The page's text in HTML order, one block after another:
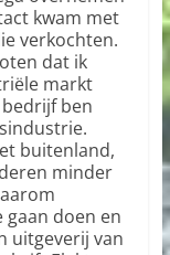
kwam met
verkochten.
dat ik
markt
ben
buitenland,
minder
gaan doen en
uitgeverij van